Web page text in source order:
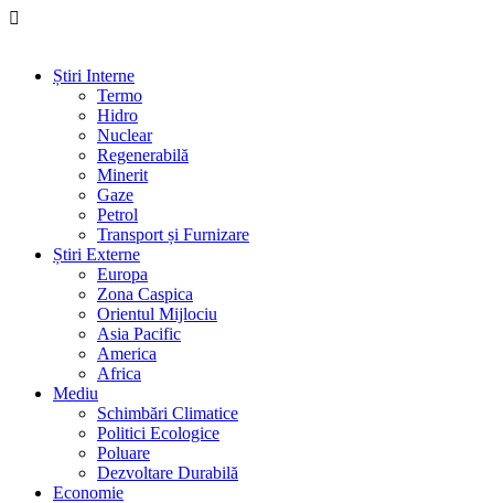
Știri Interne
Termo
Hidro
Nuclear
Regenerabilă
Minerit
Gaze
Petrol
Transport și Furnizare
Știri Externe
Europa
Zona Caspica
Orientul Mijlociu
Asia Pacific
America
Africa
Mediu
Schimbări Climatice
Politici Ecologice
Poluare
Dezvoltare Durabilă
Economie